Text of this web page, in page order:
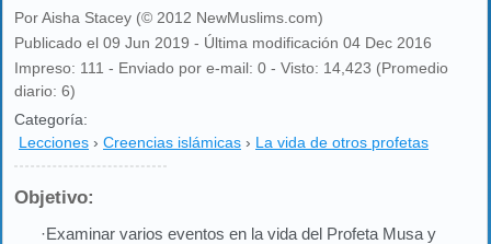
Por Aisha Stacey (© 2012 NewMuslims.com)
Publicado el 09 Jun 2019 - Última modificación 04 Dec 2016
Impreso: 111 - Enviado por e-mail: 0 - Visto: 14,423 (Promedio
diario: 6)
Categoría:
Lecciones › Creencias islámicas › La vida de otros profetas
Objetivo:
·Examinar varios eventos en la vida del Profeta Musa y